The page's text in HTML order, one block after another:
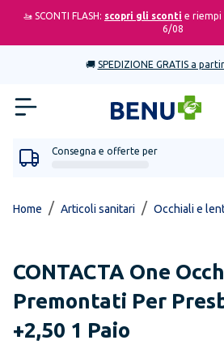
🚤 SCONTI FLASH: scopri gli sconti e riempi
6/08
🚚 SPEDIZIONE GRATIS a
Consegna e offerte per
Home / Articoli sanitari / Occhiali e
CONTACTA One
Premontati Per
+2,50 1 Paio